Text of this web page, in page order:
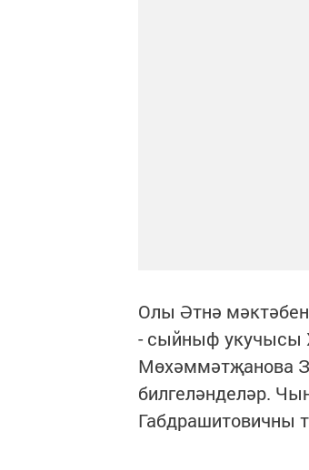
Олы Әтнә
- сыйныф укучысы
Мөхәммәтҗанова
билгеләнделәр.
Габдрашитовичны